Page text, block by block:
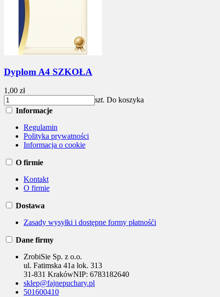
Dyplom A4 SZKOŁA
1,00 zł
szt. Do koszyka
Informacje
Regulamin
Polityka prywatności
Informacja o cookie
O firmie
Kontakt
O firmie
Dostawa
Zasady wysyłki i dostępne formy płatnośći
Dane firmy
ZrobiSie Sp. z o.o.
ul. Fatimska 41a lok. 313
31-831 KrakówNIP: 6783182640
sklep@fajnepuchary.pl
501600410